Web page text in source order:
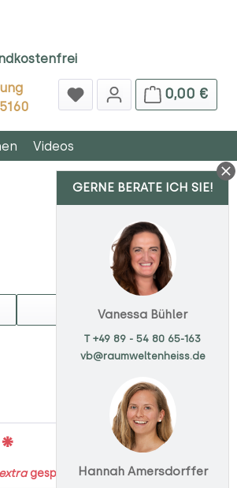
0,00 €
Videos
MERKEN
extragespart)
GERNE BERATE ICH SIE!
Vanessa Bühler
T +49 89 - 54 80 65-163
vb@raumweltenheiss.de
Hannah Amersdorffer